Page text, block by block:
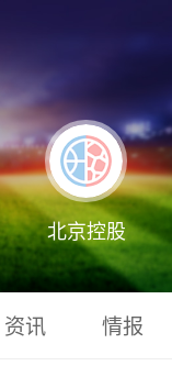
北京控股
资讯 情报